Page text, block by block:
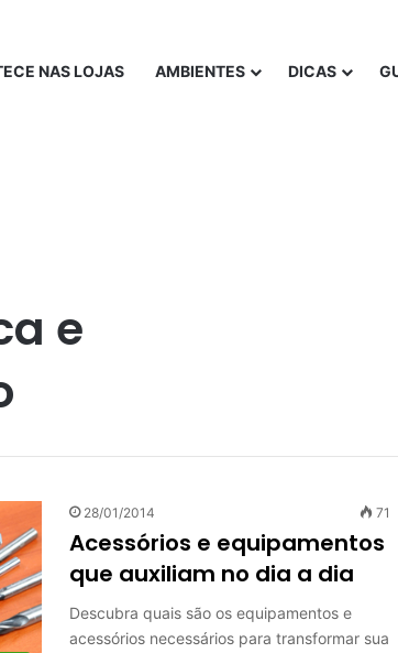
NAS LOJAS AMBIENTES DICAS
e
28/01/2014 71
Acessórios e equipamentos
que auxiliam no dia a dia
Descubra quais são os equipamentos e
acessórios necessários para transformar sua